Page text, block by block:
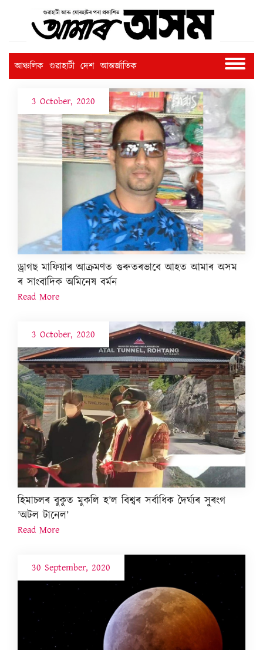
আঞ্চলিক গুৱাহাটী দেশ আন্তৰ্জাতিক
3 October, 2020
ড্ৰাগছ মাফিয়াৰ আক্ৰমণত গুৰুতৰভাবে আহত আমাৰ অসম
ৰ সাংবাদিক অমিনেষ বৰ্মন
Read More
3 October, 2020
হিমাচলৰ বুকুত মুকলি হ’ল বিশ্বৰ সৰ্বাধিক দৈৰ্ঘ্যৰ সুৰংগ
’অটল টানেল’
Read More
30 September, 2020